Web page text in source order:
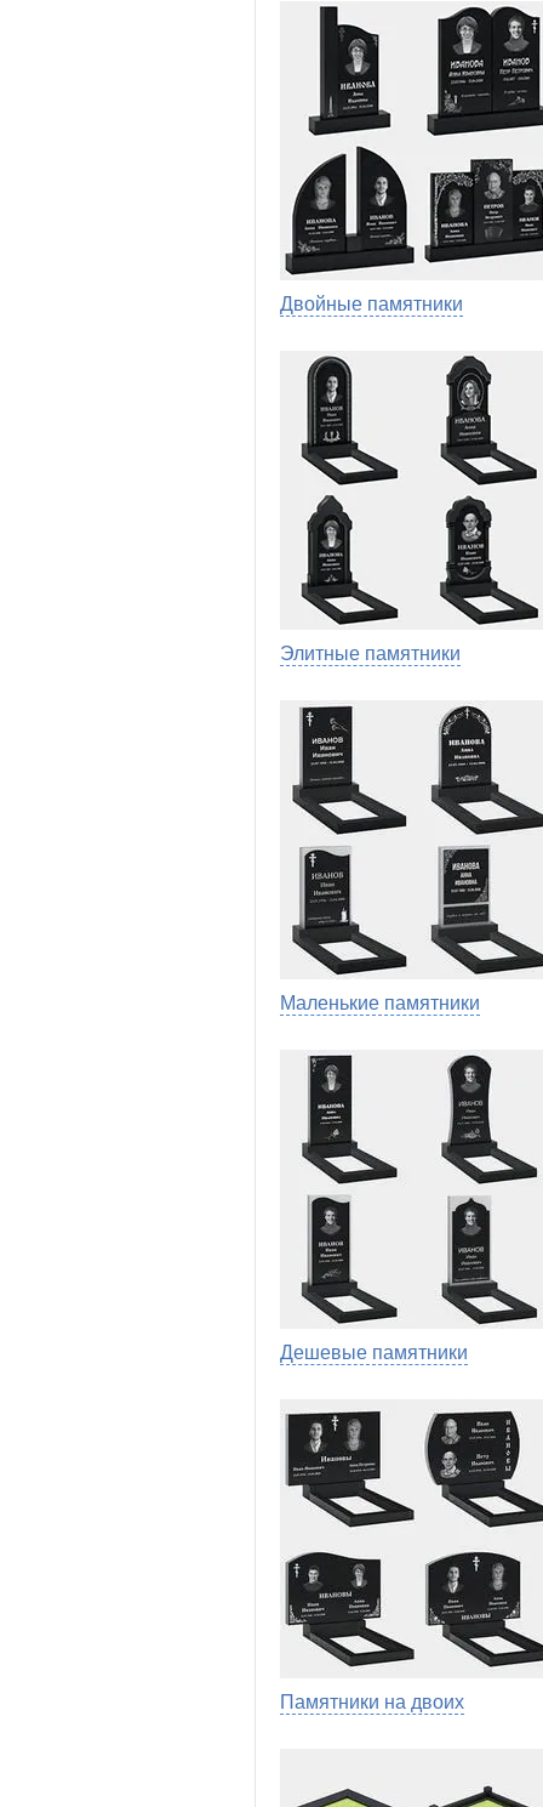
Двойные памятники
Элитные памятники
Маленькие памятники
Дешевые памятники
Памятники на двоих